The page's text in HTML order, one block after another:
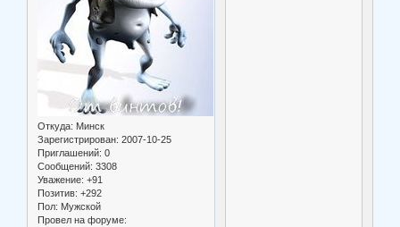
Откуда: Минск
Зарегистрирован: 2007-10-25
Приглашений: 0
Сообщений: 3308
Уважение: +91
Позитив: +292
Пол: Мужской
Провел на форуме: